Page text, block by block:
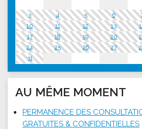
3
4 5 6
10
11 12 13
17
18 19 20
24
25 26 27
31
AU MÊME MOMENT
PERMANENCE DES
GRATUITES & CONFIDENTIELLES